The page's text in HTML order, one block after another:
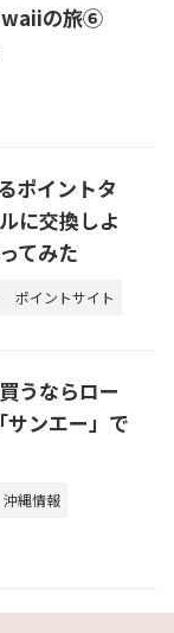
の旅⑥
ポイントタ
に交換しよ
てみた
ポイントサイト
うならロー
サンエー」で
沖縄情報